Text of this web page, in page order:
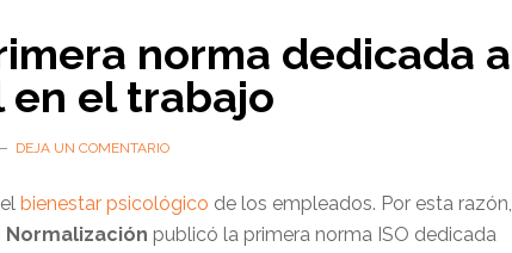
norma dedicada a
en el trabajo
DEJA UN COMENTARIO
bienestar psicológico de los empleados. Por esta razón,
publicó la primera norma ISO dedicada